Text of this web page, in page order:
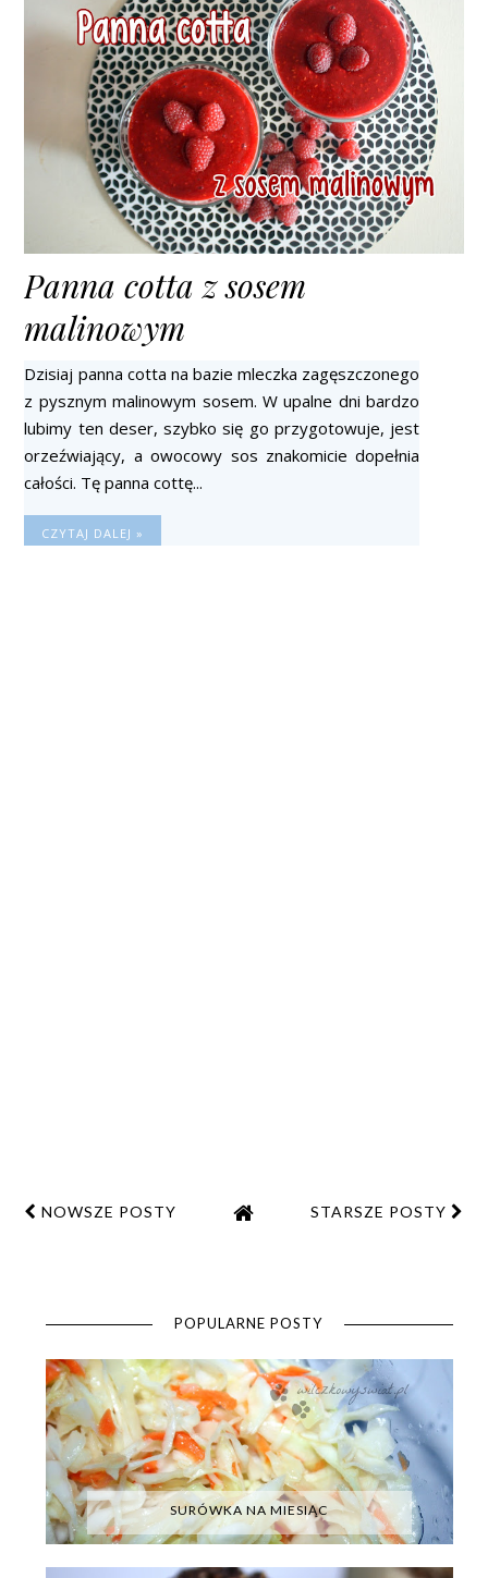
Panna cotta z sosem
malinowym
Dzisiaj panna cotta na bazie mleczka zagęszczonego
z pysznym malinowym sosem. W upalne dni bardzo
lubimy ten deser, szybko się go przygotowuje, jest
orzeźwiający, a owocowy sos znakomicie dopełnia
całości. Tę panna cottę...
CZYTAJ DALEJ »
NOWSZE POSTY STARSZE POSTY
POPULARNE POSTY
SURÓWKA NA MIESIĄC